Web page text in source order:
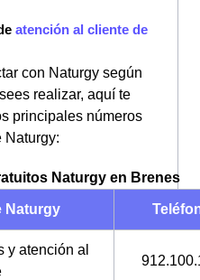
atención al cliente de
con Naturgy según
realizar, aquí te
principales números
Naturgy:
Naturgy en Brenes
Naturgy
y atención al